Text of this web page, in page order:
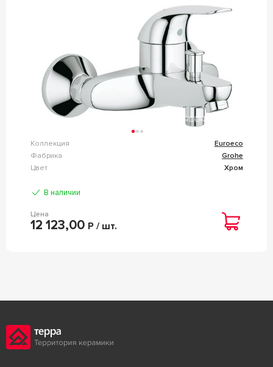
Коллекция
Euroeco
Фабрика
Grohe
Цвет
Хром
В наличии
Цена
12 123,00 Р / шт.